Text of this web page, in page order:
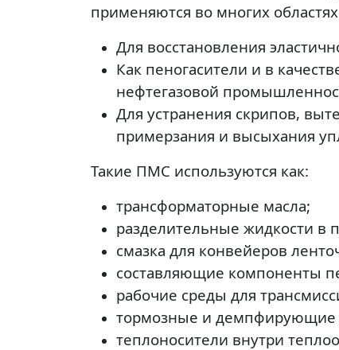
применяются во многих
Для восстановления
Как пеногасители и в
нефтегазовой
Для устранения скрипов,
примерзания и высыхания
Такие ПМС используются как:
трансформаторные масла;
разделительные жидкости в
смазка для конвейеров
составляющие компоненты
рабочие среды для
тормозные и демпфирующие
теплоносители внутри